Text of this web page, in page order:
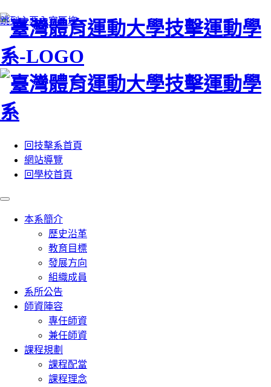
跳到主要內容區塊
:::
回技擊系首頁
網站導覽
回學校首頁
本系簡介
歷史沿革
教育目標
發展方向
組織成員
系所公告
師資陣容
專任師資
兼任師資
課程規劃
課程配當
課程理念